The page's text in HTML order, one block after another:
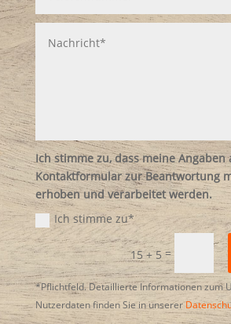
Ich stimme zu, dass meine Angaben
Kontaktformular zur Beantwortung
erhoben und verarbeitet werden.
Ich stimme zu*
15 + 5 =
*Pflichtfeld. Detaillierte Informationen zum
Nutzerdaten finden Sie in unserer